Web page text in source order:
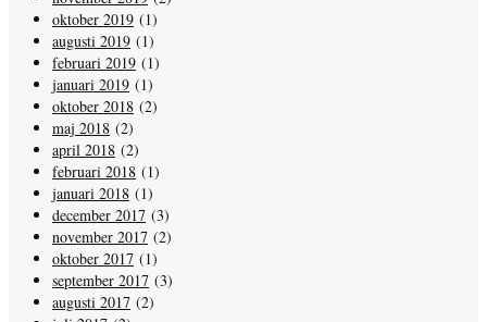
oktober 2019 (1)
augusti 2019 (1)
februari 2019 (1)
januari 2019 (1)
oktober 2018 (2)
maj 2018 (2)
april 2018 (2)
februari 2018 (1)
januari 2018 (1)
december 2017 (3)
november 2017 (2)
oktober 2017 (1)
september 2017 (3)
augusti 2017 (2)